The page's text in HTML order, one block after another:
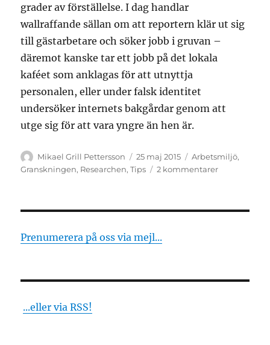
grader av förställelse. I dag handlar
wallraffande sällan om att reportern klär ut sig
till gästarbetare och söker jobb i gruvan –
däremot kanske tar ett jobb på det lokala
kaféet som anklagas för att utnyttja
personalen, eller under falsk identitet
undersöker internets bakgårdar genom att
utge sig för att vara yngre än hen är.
Författare
Mikael Grill Pettersson
Publicerat
den
25 maj 2015 Kategorier
Arbetsmiljö,
Granskningen, Researchen,Tips 2 kommentarertill
Prenumerera på oss via mejl...
...eller via RSS!